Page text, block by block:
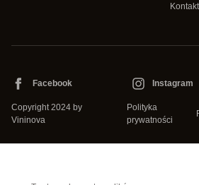
Kontakt
Copyright 2024 by
Vininova
Polityka
prywatności
Facebook Instagram